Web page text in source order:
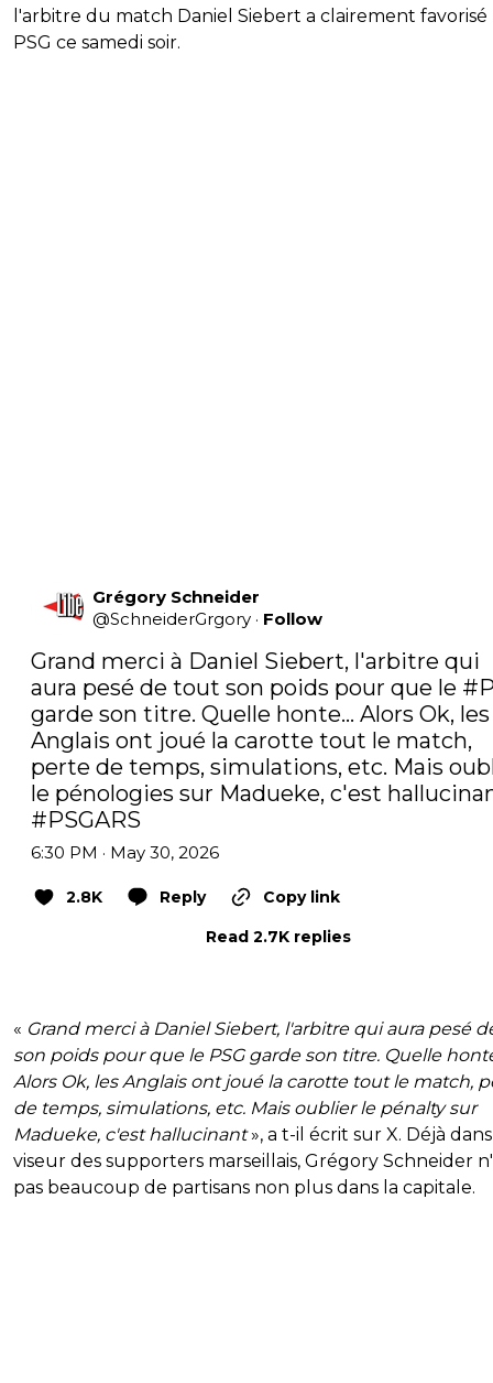
l'arbitre du match Daniel Siebert a clairement favorisé
PSG ce samedi soir.
Grégory Schneider
@SchneiderGrgory · Follow
Grand merci à Daniel Siebert, l'arbitre qui
aura pesé de tout son poids pour que le
garde son titre. Quelle honte... Alors Ok, les
Anglais ont joué la carotte tout le match,
perte de temps, simulations, etc. Mais
#PSGARS
6:30 PM · May 30, 2026
2.8K Reply
Copy link
Read 2.7K replies
« Grand merci à Daniel Siebert, l'arbitre qui aura pesé
son poids pour que le PSG garde son titre. Quelle
Alors Ok, les Anglais ont joué la carotte tout le match,
de temps, simulations, etc. Mais oublier le pénalty sur
Madueke, c'est hallucinant», a t-il écrit sur X. Déjà
viseur des supporters marseillais, Grégory Schneider
pas beaucoup de partisans non plus dans la capitale.